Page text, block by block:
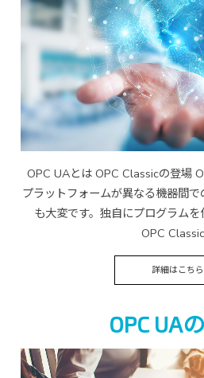
OPC UAとは OPC Classicの登場
プラットフォームが異なる機器間
も大変です。独自にプログラム
OPC
詳細はこちら
OPC UA